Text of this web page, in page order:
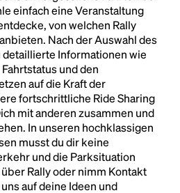
einfach eine Veranstaltung
von welchen Rally
Nach der Auswahl des
detaillierte Informationen wie
und den
auf die Kraft der
fortschrittliche Ride Sharing
mit anderen zusammen und
In unseren hochklassigen
musst du dir keine
und die Parksituation
Rally oder nimm Kontakt
auf deine Ideen und
dummy text of the printing
Lorem Ipsum has been the
dummy text ever since the
printer took a galley of
it to make a type specimen
only five centuries, but also
typesetting, remaining
unchanged.